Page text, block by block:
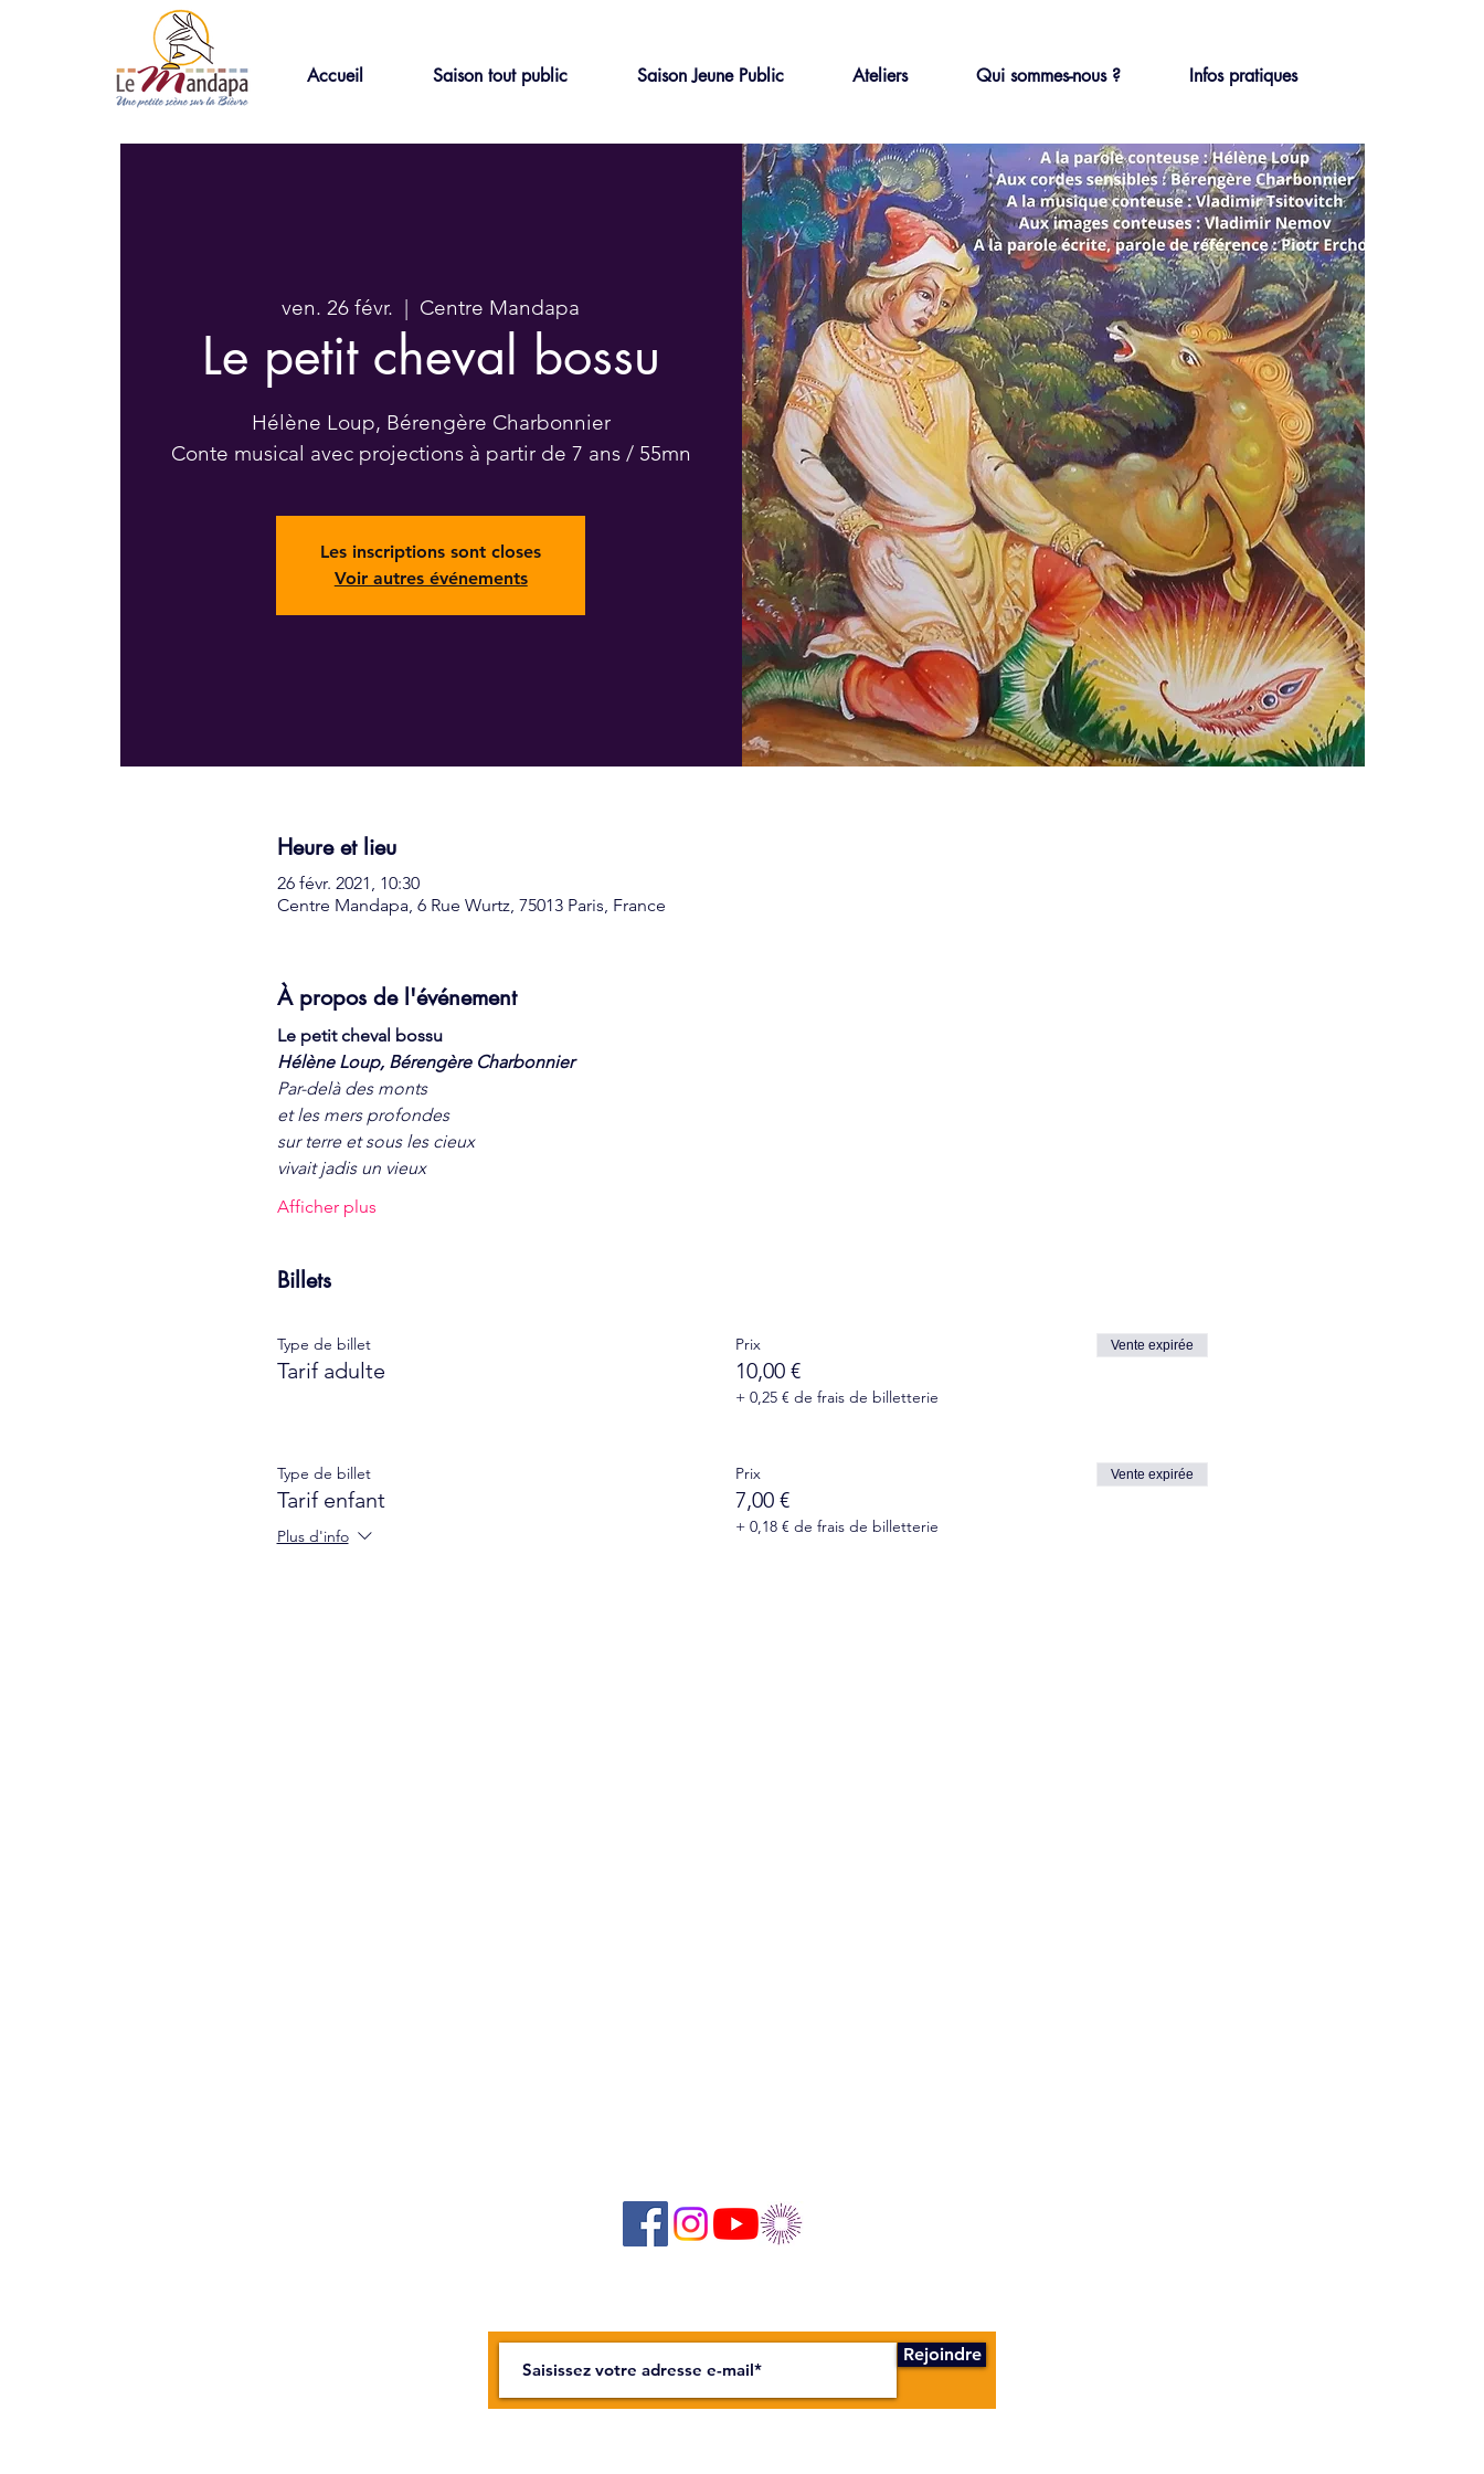
Accueil Saison tout public Saison Jeune Public Ateliers Qui sommes-nous ? Infos pratiques
ven. 26 févr.
  |
Centre Mandapa
Le petit cheval bossu
Hélène Loup, Bérengère Charbonnier
Conte musical avec projections à partir de 7 ans / 55mn
Les inscriptions sont closes
Voir autres événements
Heure et lieu
26 févr. 2021, 10:30
Centre Mandapa, 6 Rue Wurtz, 75013 Paris, France
À propos de l'événement
Le petit cheval bossu
Hélène Loup, Bérengère Charbonnier
Par-delà des monts
et les mers profondes
sur terre et sous les cieux
vivait jadis un vieux
Afficher plus
Billets
Type de billet
Tarif adulte
Prix
10,00 €
+ 0,25 € de frais de billetterie
Vente expirée
Type de billet
Tarif enfant
Plus d'info
Prix
7,00 €
+ 0,18 € de frais de billetterie
Vente expirée
Rejoindre